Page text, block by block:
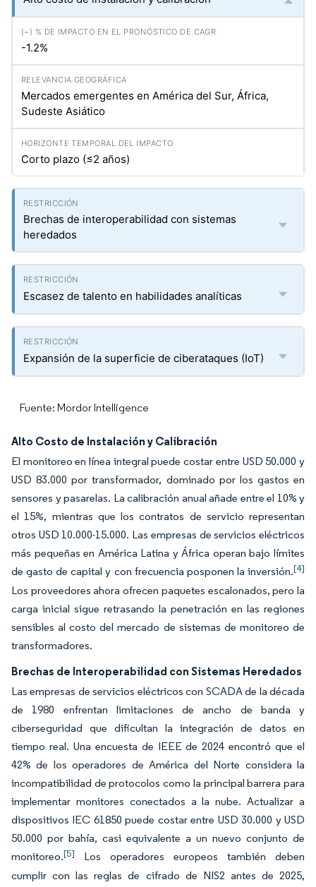
-1.2%
Mercados emergentes en América del Sur, África,
Sudeste Asiático
Corto plazo (≤2 años)
Brechas de interoperabilidad con sistemas
heredados
Escasez de talento en habilidades analíticas
Expansión de la superficie de ciberataques (IoT)
Fuente: Mordor Intelligence
Alto Costo de Instalación y Calibración
El monitoreo en línea integral puede costar entre USD 50.000 y
USD 83.000 por transformador, dominado por los gastos en
sensores y pasarelas. La calibración anual añade entre el 10% y
el 15%, mientras que los contratos de servicio representan
otros USD 10.000-15.000. Las empresas de servicios eléctricos
más pequeñas en América Latina y África operan bajo límites
de gasto de capital y con frecuencia posponen la inversión.[4]
Los proveedores ahora ofrecen paquetes escalonados, pero la
carga inicial sigue retrasando la penetración en las regiones
sensibles al costo del mercado de sistemas de monitoreo de
transformadores.
Brechas de Interoperabilidad con Sistemas Heredados
Las empresas de servicios eléctricos con SCADA de la década
de 1980 enfrentan limitaciones de ancho de banda y
ciberseguridad que dificultan la integración de datos en
tiempo real. Una encuesta de IEEE de 2024 encontró que el
42% de los operadores de América del Norte considera la
incompatibilidad de protocolos como la principal barrera para
implementar monitores conectados a la nube. Actualizar a
dispositivos IEC 61850 puede costar entre USD 30.000 y USD
50.000 por bahía, casi equivalente a un nuevo conjunto de
monitoreo.[5]
Los operadores europeos también deben
cumplir con las reglas de cifrado de NIS2 antes de 2025,